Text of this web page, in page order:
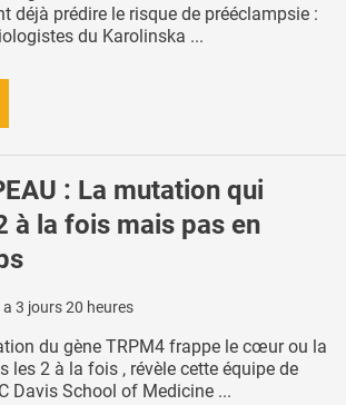
déjà prédire le risque de prééclampsie :
du Karolinska ...
: La mutation qui
à la fois mais pas en
a 3 jours 20 heures
du gène TRPM4 frappe le cœur ou la
les 2 à la fois , révèle cette équipe de
Davis School of Medicine ...